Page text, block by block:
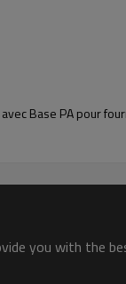
Base PA pour
you with the